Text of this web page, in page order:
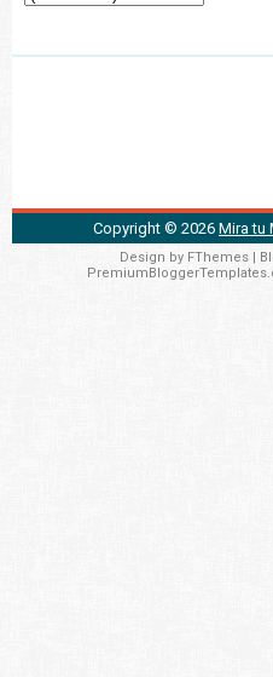
Copyright © 2026 Mira tu
Design by FThemes|